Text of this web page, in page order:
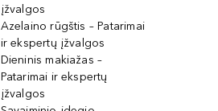
įžvalgos
Azelaino rūgštis – Patarimai
ir ekspertų įžvalgos
Dieninis makiažas –
Patarimai ir ekspertų
įžvalgos